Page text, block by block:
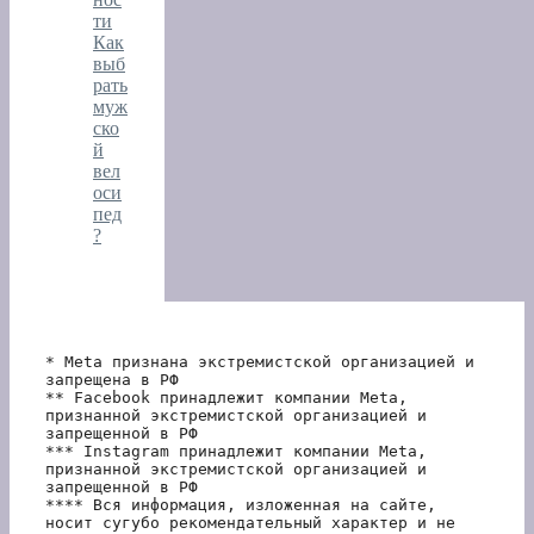
ти
Как
выб
рать
муж
ско
й
вел
оси
пед
?
* Meta признана экстремистской организацией и
запрещена в РФ
** Facebook принадлежит компании Meta,
признанной экстремистской организацией и
запрещенной в РФ
*** Instagram принадлежит компании Meta,
признанной экстремистской организацией и
запрещенной в РФ
**** Вся информация, изложенная на сайте,
носит сугубо рекомендательный характер и не